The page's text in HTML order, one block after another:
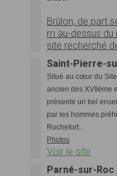
Brûlon, de part
m au-dessus du
site recherché
Saint-Pierre-
Situé au cœur du
ancien des XVIIème
présente un bel
par les hommes
Rochefort...
Photos
Voir le site
Parné-sur-Roc